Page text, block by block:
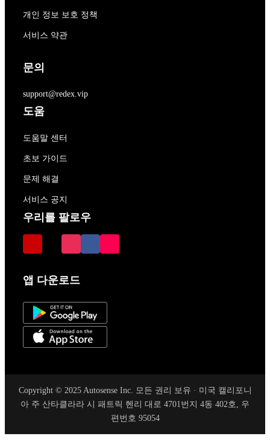
개인 정보 보호 정책
서비스 약관
문의
support@redex.vip
도움
도움말 센터
초보 가이드
문제 해결
서비스 공지
우리를 팔로우
앱 다운로드
Copyright © 2025 Autosense Inc. 모든 권리 보유 · 미국 캘리포니
아 주 산타클라라 시 패트릭 헨리 대로 4701번지 4동 402호, 우
편번호 95054